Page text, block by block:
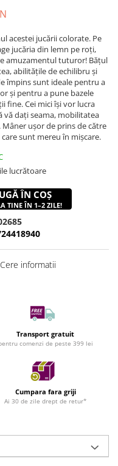
acestei jucării colorate. Pe
jucăria din lemn pe roți,
amuzamentul tuturor! Bățul
abilitățile de echilibru și
împins sunt ideale pentru a
și pentru a pune bazele
fine. Cei mici își vor lucra
vă dați seama, mobilitatea
ușor de prins de către
sunt mereu în mișcare.
lucrătoare
ÎN COȘ
TINE ÎN 1–2 ZILE!
informatii
Transport gratuit
comenzi de peste 399 lei
Cumpara fara griji
Ai 30 de zile drept de retur*